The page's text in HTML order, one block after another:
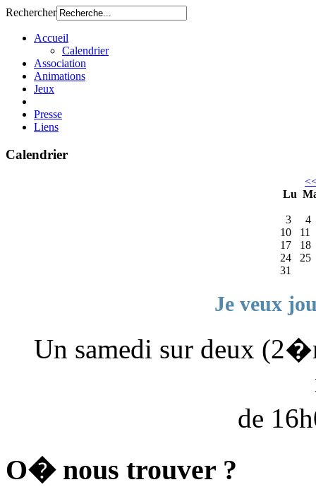
Rechercher
Accueil
Calendrier
Association
Animations
Jeux
Presse
Liens
Calendrier
Lu
3
4
10
11
17
18
24
25
31
Je veux
Un samedi sur deux
de
O� nous trouver ?